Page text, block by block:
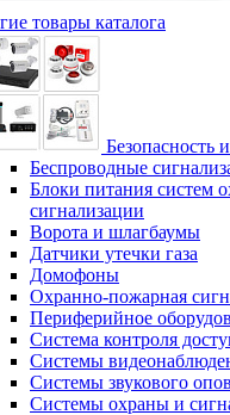
товары каталога
Безопасность
Беспроводные
Блоки питания систем
сигнализации
Ворота и шлагбаумы
Датчики утечки газа
Домофоны
Охранно-пожарная
Периферийное
Система контроля
Системы
Системы звукового
Системы охраны и